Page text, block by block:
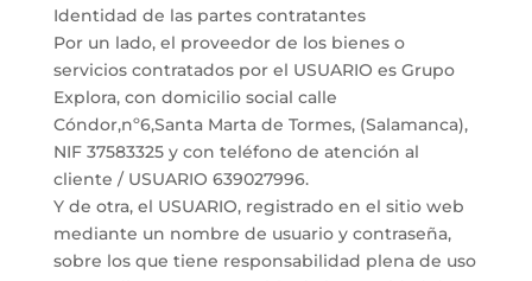
Identidad de las partes contratantes
Por un lado, el proveedor de los bienes o
servicios contratados por el USUARIO es Grupo
Explora, con domicilio social calle
Cóndor,nº6,Santa Marta de Tormes, (Salamanca),
NIF 37583325 y con teléfono de atención al
cliente / USUARIO 639027996.
Y de otra, el USUARIO, registrado en el sitio web
mediante un nombre de usuario y contraseña,
sobre los que tiene responsabilidad plena de uso